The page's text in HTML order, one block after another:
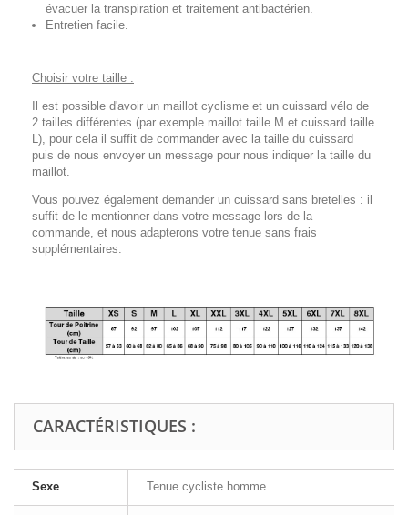
évacuer la transpiration et traitement antibactérien.
Entretien facile.
Choisir votre taille :
Il est possible d'avoir un maillot cyclisme et un cuissard vélo de
2 tailles différentes (par exemple maillot taille M et cuissard taille
L), pour cela il suffit de commander avec la taille du cuissard
puis de nous envoyer un message pour nous indiquer la taille du
maillot.
Vous pouvez également demander un cuissard sans bretelles : il
suffit de le mentionner dans votre message lors de la
commande, et nous adapterons votre tenue sans frais
supplémentaires.
CARACTÉRISTIQUES :
Sexe Tenue cycliste homme